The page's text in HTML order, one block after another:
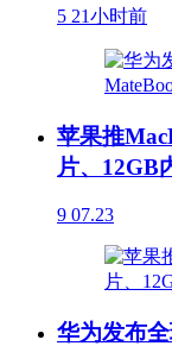
5 21小时前
苹果推
片、12GB
9 07.23
华为发布